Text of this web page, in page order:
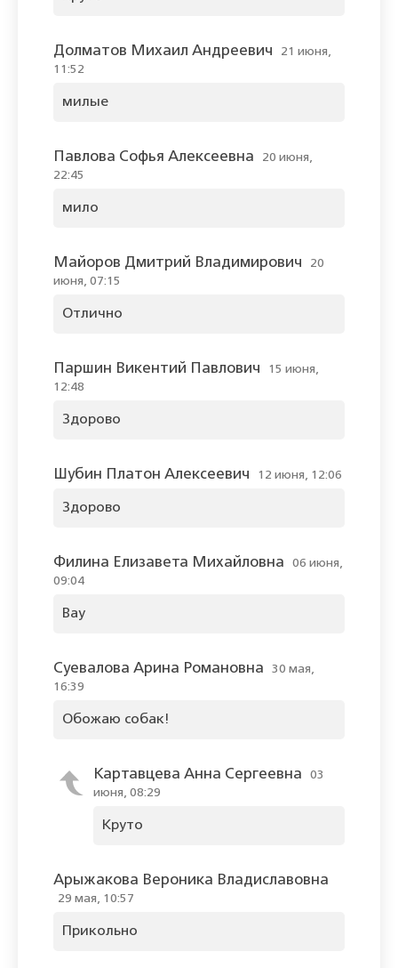
Долматов Михаил Андреевич
21 июня,
11:52
милые
Павлова Софья Алексеевна
20 июня,
22:45
мило
Майоров Дмитрий Владимирович
20
июня, 07:15
Отлично
Паршин Викентий Павлович
15 июня,
12:48
Здорово
Шубин Платон Алексеевич 12 июня, 12:06
Здорово
Филина Елизавета Михайловна
06 июня,
09:04
Вау
Суевалова Арина Романовна
30 мая,
16:39
Обожаю собак!
Картавцева Анна Сергеевна
03
июня, 08:29
Круто
Арыжакова Вероника Владиславовна
29 мая, 10:57
Прикольно